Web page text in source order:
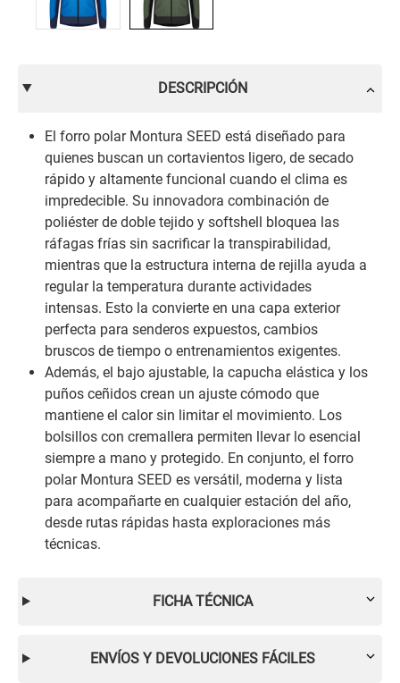
DESCRIPCIÓN
El forro polar Montura SEED está diseñado para
quienes buscan un cortavientos ligero, de secado
rápido y altamente funcional cuando el clima es
impredecible. Su innovadora combinación de
poliéster de doble tejido y softshell bloquea las
ráfagas frías sin sacrificar la transpirabilidad,
mientras que la estructura interna de rejilla ayuda a
regular la temperatura durante actividades
intensas. Esto la convierte en una capa exterior
perfecta para senderos expuestos, cambios
bruscos de tiempo o entrenamientos exigentes.
Además, el bajo ajustable, la capucha elástica y los
puños ceñidos crean un ajuste cómodo que
mantiene el calor sin limitar el movimiento. Los
bolsillos con cremallera permiten llevar lo esencial
siempre a mano y protegido. En conjunto, el forro
polar Montura SEED es versátil, moderna y lista
para acompañarte en cualquier estación del año,
desde rutas rápidas hasta exploraciones más
técnicas.
FICHA TÉCNICA
ENVÍOS Y DEVOLUCIONES FÁCILES